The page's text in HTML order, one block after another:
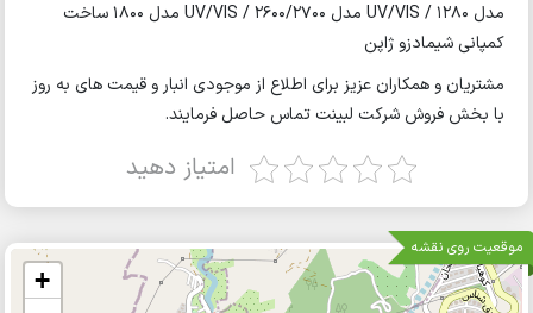
مدل 1280 / UV/VIS مدل 2600/2700 / UV/VIS مدل 1800 ساخت
کمپانی شیمادزو ژاپن
مشتریان و همکاران عزیز برای اطلاع از موجودی انبار و قیمت های به روز
با بخش فروش شرکت لبینت تماس حاصل فرمایند.
امتیاز دهید
موقعیت روی نقشه
+